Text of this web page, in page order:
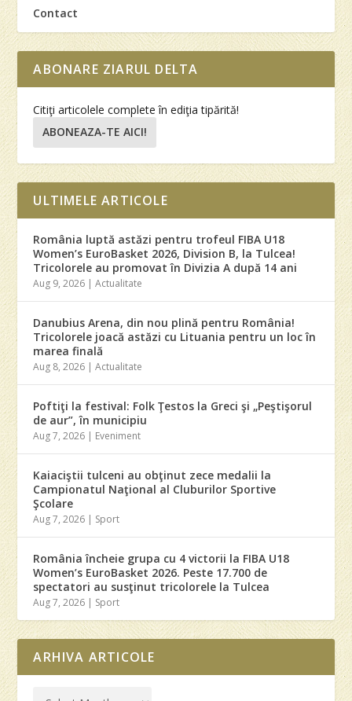
Contact
ABONARE ZIARUL DELTA
Citiţi articolele complete în ediţia tipărită!
ABONEAZA-TE AICI!
ULTIMELE ARTICOLE
România luptă astăzi pentru trofeul FIBA U18
Women’s EuroBasket 2026, Division B, la Tulcea!
Tricolorele au promovat în Divizia A după 14 ani
Aug 9, 2026 |Actualitate
Danubius Arena, din nou plină pentru România!
Tricolorele joacă astăzi cu Lituania pentru un loc în
marea finală
Aug 8, 2026 |Actualitate
Poftiţi la festival: Folk Ţestos la Greci şi „Peştişorul
de aur”, în municipiu
Aug 7, 2026 | Eveniment
Kaiaciştii tulceni au obţinut zece medalii la
Campionatul Naţional al Cluburilor Sportive
Şcolare
Aug 7, 2026 | Sport
România încheie grupa cu 4 victorii la FIBA U18
Women’s EuroBasket 2026. Peste 17.700 de
spectatori au susţinut tricolorele la Tulcea
Aug 7, 2026 | Sport
ARHIVA ARTICOLE